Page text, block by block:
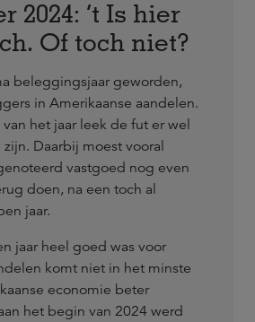
2024: ’t Is hier
Of toch niet?
beleggingsjaar geworden,
in Amerikaanse aandelen.
het jaar leek de fut er wel
Daarbij moest vooral
vastgoed nog even
doen, na een toch al
jaar.
jaar heel goed was voor
komt niet in het minste
economie beter
het begin van 2024 werd